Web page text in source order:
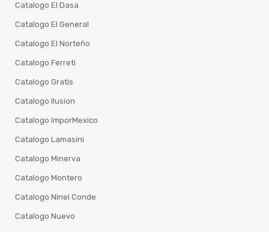
Catalogo El Dasa
Catalogo El General
Catalogo El Norteño
Catalogo Ferreti
Catalogo Gratis
Catalogo Ilusion
Catalogo ImporMexico
Catalogo Lamasini
Catalogo Minerva
Catalogo Montero
Catalogo Ninel Conde
Catalogo Nuevo